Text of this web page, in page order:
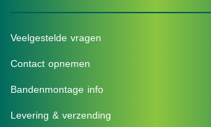
Veelgestelde vragen
Contact opnemen
Bandenmontage info
Levering & verzending